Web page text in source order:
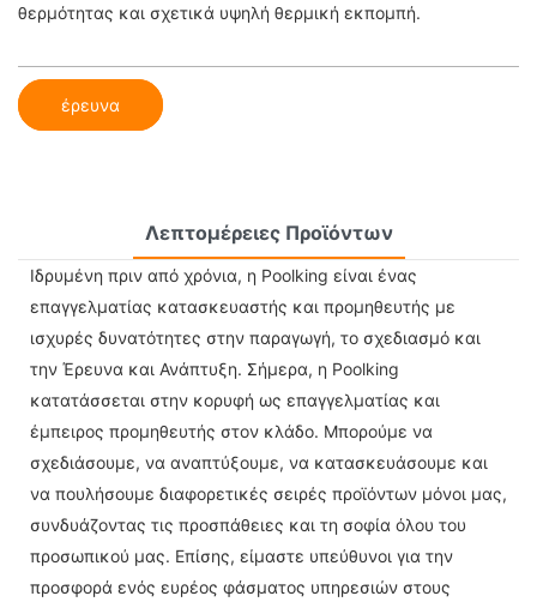
θερμότητας και σχετικά υψηλή θερμική εκπομπή.
έρευνα
Λεπτομέρειες Προϊόντων
Ιδρυμένη πριν από χρόνια, η Poolking είναι ένας
επαγγελματίας κατασκευαστής και προμηθευτής με
ισχυρές δυνατότητες στην παραγωγή, το σχεδιασμό και
την Έρευνα και Ανάπτυξη. Σήμερα, η Poolking
κατατάσσεται στην κορυφή ως επαγγελματίας και
έμπειρος προμηθευτής στον κλάδο. Μπορούμε να
σχεδιάσουμε, να αναπτύξουμε, να κατασκευάσουμε και
να πουλήσουμε διαφορετικές σειρές προϊόντων μόνοι μας,
συνδυάζοντας τις προσπάθειες και τη σοφία όλου του
προσωπικού μας. Επίσης, είμαστε υπεύθυνοι για την
προσφορά ενός ευρέος φάσματος υπηρεσιών στους